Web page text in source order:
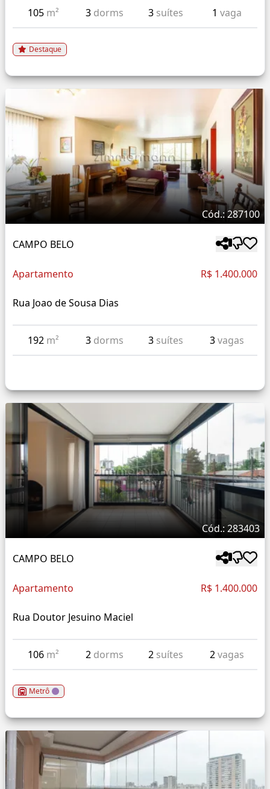
105 m² 3 dorms 3 suítes 1 vaga
Destaque
Cód.: 287100
CAMPO BELO
Apartamento R$ 1.400.000
Rua Joao de Sousa Dias
192 m² 3 dorms 3 suítes 3vagas
Cód.: 283403
CAMPO BELO
Apartamento R$ 1.400.000
Rua Doutor Jesuino Maciel
106 m² 2 dorms 2 suítes 2vagas
Metrô